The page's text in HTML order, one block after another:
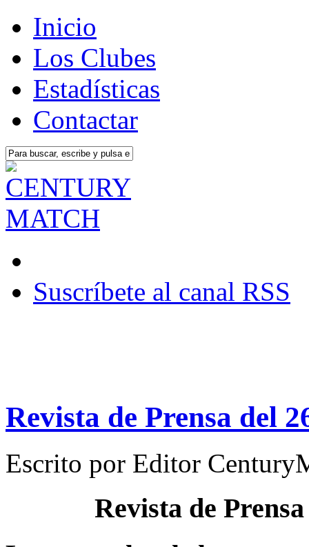
Inicio
Los Clubes
Estadísticas
Contactar
Suscríbete al canal RSS
Revista de Prensa del
Escrito por Editor
Revista de